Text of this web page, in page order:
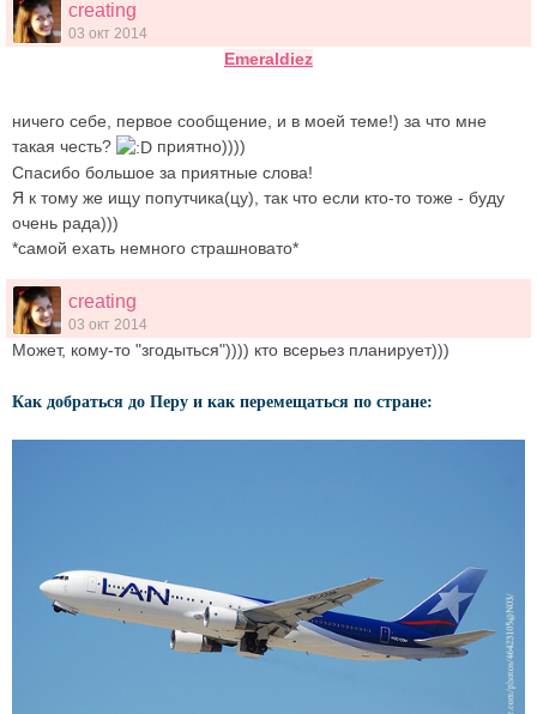
creating
03 окт 2014
Emeraldiez
ничего себе, первое сообщение, и в моей теме!) за что мне
такая честь?
приятно))))
Спасибо большое за приятные слова!
Я к тому же ищу попутчика(цу), так что если кто-то тоже - буду
очень рада)))
*самой ехать немного страшновато*
creating
03 окт 2014
Может, кому-то "згодыться")))) кто всерьез планирует)))
Как добраться до Перу и как перемещаться по стране: